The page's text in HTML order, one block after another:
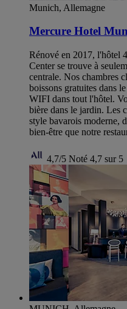
Munich, Allemagne
Mercure Hotel
Rénové en 2017, l'hôtel
Center se trouve à
centrale. Nos chambres
boissons gratuites dans
WIFI dans tout l'hôtel.
bière dans le jardin. Les
style bavarois moderne,
bien-être que notre
4,7/5 Noté 4,7 sur 5